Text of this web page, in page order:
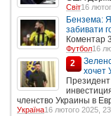
Світ16
Бензема:
забивати
Коментар
Футбол16
2
хочет
членство Украины в
Україна16 лютого 2025,